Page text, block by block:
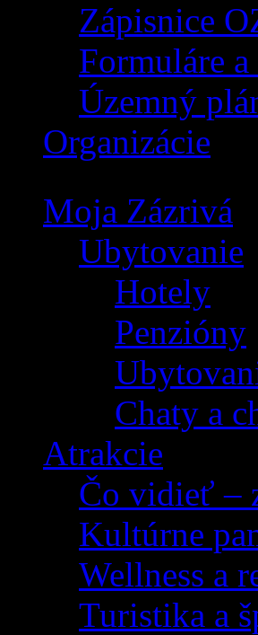
Zápisnice
Formuláre
Územný
Organizácie
Moja Zázrivá
Ubytovanie
Hotely
Penzióny
Chaty a
Atrakcie
Čo vidieť –
Kultúrne
Wellness a
Turistika a